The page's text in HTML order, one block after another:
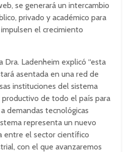
se generará un intercambio
privado y académico para
el crecimiento
Dra. Ladenheim explicó “esta
asentada en una red de
instituciones del sistema
de todo el país para
demandas tecnológicas
representa un nuevo
entre el sector científico
con el que avanzaremos